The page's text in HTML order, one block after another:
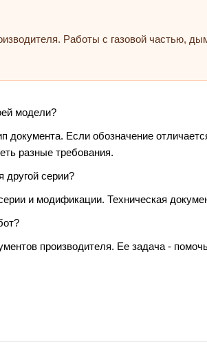
Работы с газовой частью,
модели?
документа. Если обозначение
разные требования.
другой серии?
и модификации. Техническая
производителя. Ее задача -